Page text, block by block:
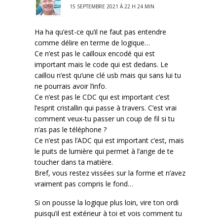
15 SEPTEMBRE 2021 À 22 H 24 MIN
Ha ha qu’est-ce qu’il ne faut pas entendre
comme délire en terme de logique…
Ce n’est pas le cailloux encodé qui est
important mais le code qui est dedans. Le
caillou n’est qu’une clé usb mais qui sans lui tu
ne pourrais avoir l’info.
Ce n’est pas le CDC qui est important c’est
l’esprit cristallin qui passe à travers. C’est vrai
comment veux-tu passer un coup de fil si tu
n’as pas le téléphone ?
Ce n’est pas l’ADC qui est important c’est, mais
le puits de lumière qui permet à l’ange de te
toucher dans ta matière.
Bref, vous restez vissées sur la forme et n’avez
vraiment pas compris le fond…
Si on pousse la logique plus loin, vire ton ordi
puisqu’il est extérieur à toi et vois comment tu